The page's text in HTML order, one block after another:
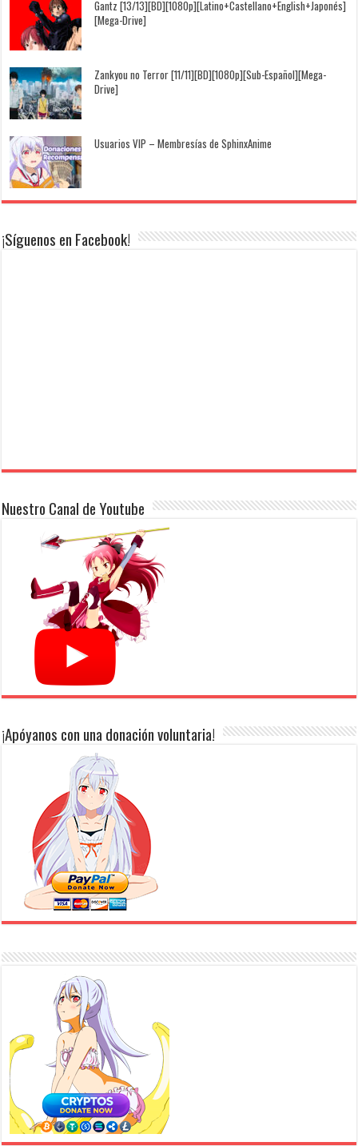
Gantz [13/13][BD][1080p][Latino+Castellano+English+Japonés]
[Mega-Drive]
Zankyou no Terror [11/11][BD][1080p][Sub-Español][Mega-
Drive]
Usuarios VIP – Membresías de SphinxAnime
¡Síguenos en Facebook!
Nuestro Canal de Youtube
¡Apóyanos con una donación voluntaria!